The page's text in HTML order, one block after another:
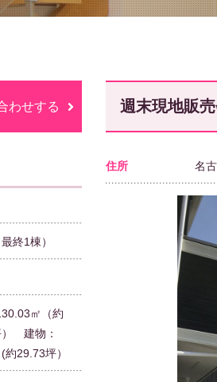
わせする
終1棟）
㎡（約
建物：
29.73坪）
週末現地販
住所 名